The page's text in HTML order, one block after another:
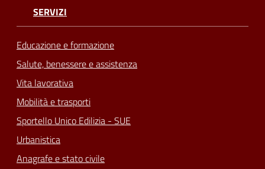
SERVIZI
Educazione e formazione
Salute, benessere e assistenza
Vita lavorativa
Mobilità e trasporti
Sportello Unico Edilizia - SUE
Urbanistica
Anagrafe e stato civile